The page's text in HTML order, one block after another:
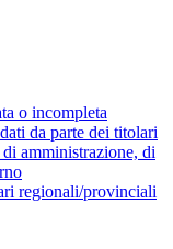
o incompleta
da parte dei titolari
amministrazione, di
regionali/provinciali